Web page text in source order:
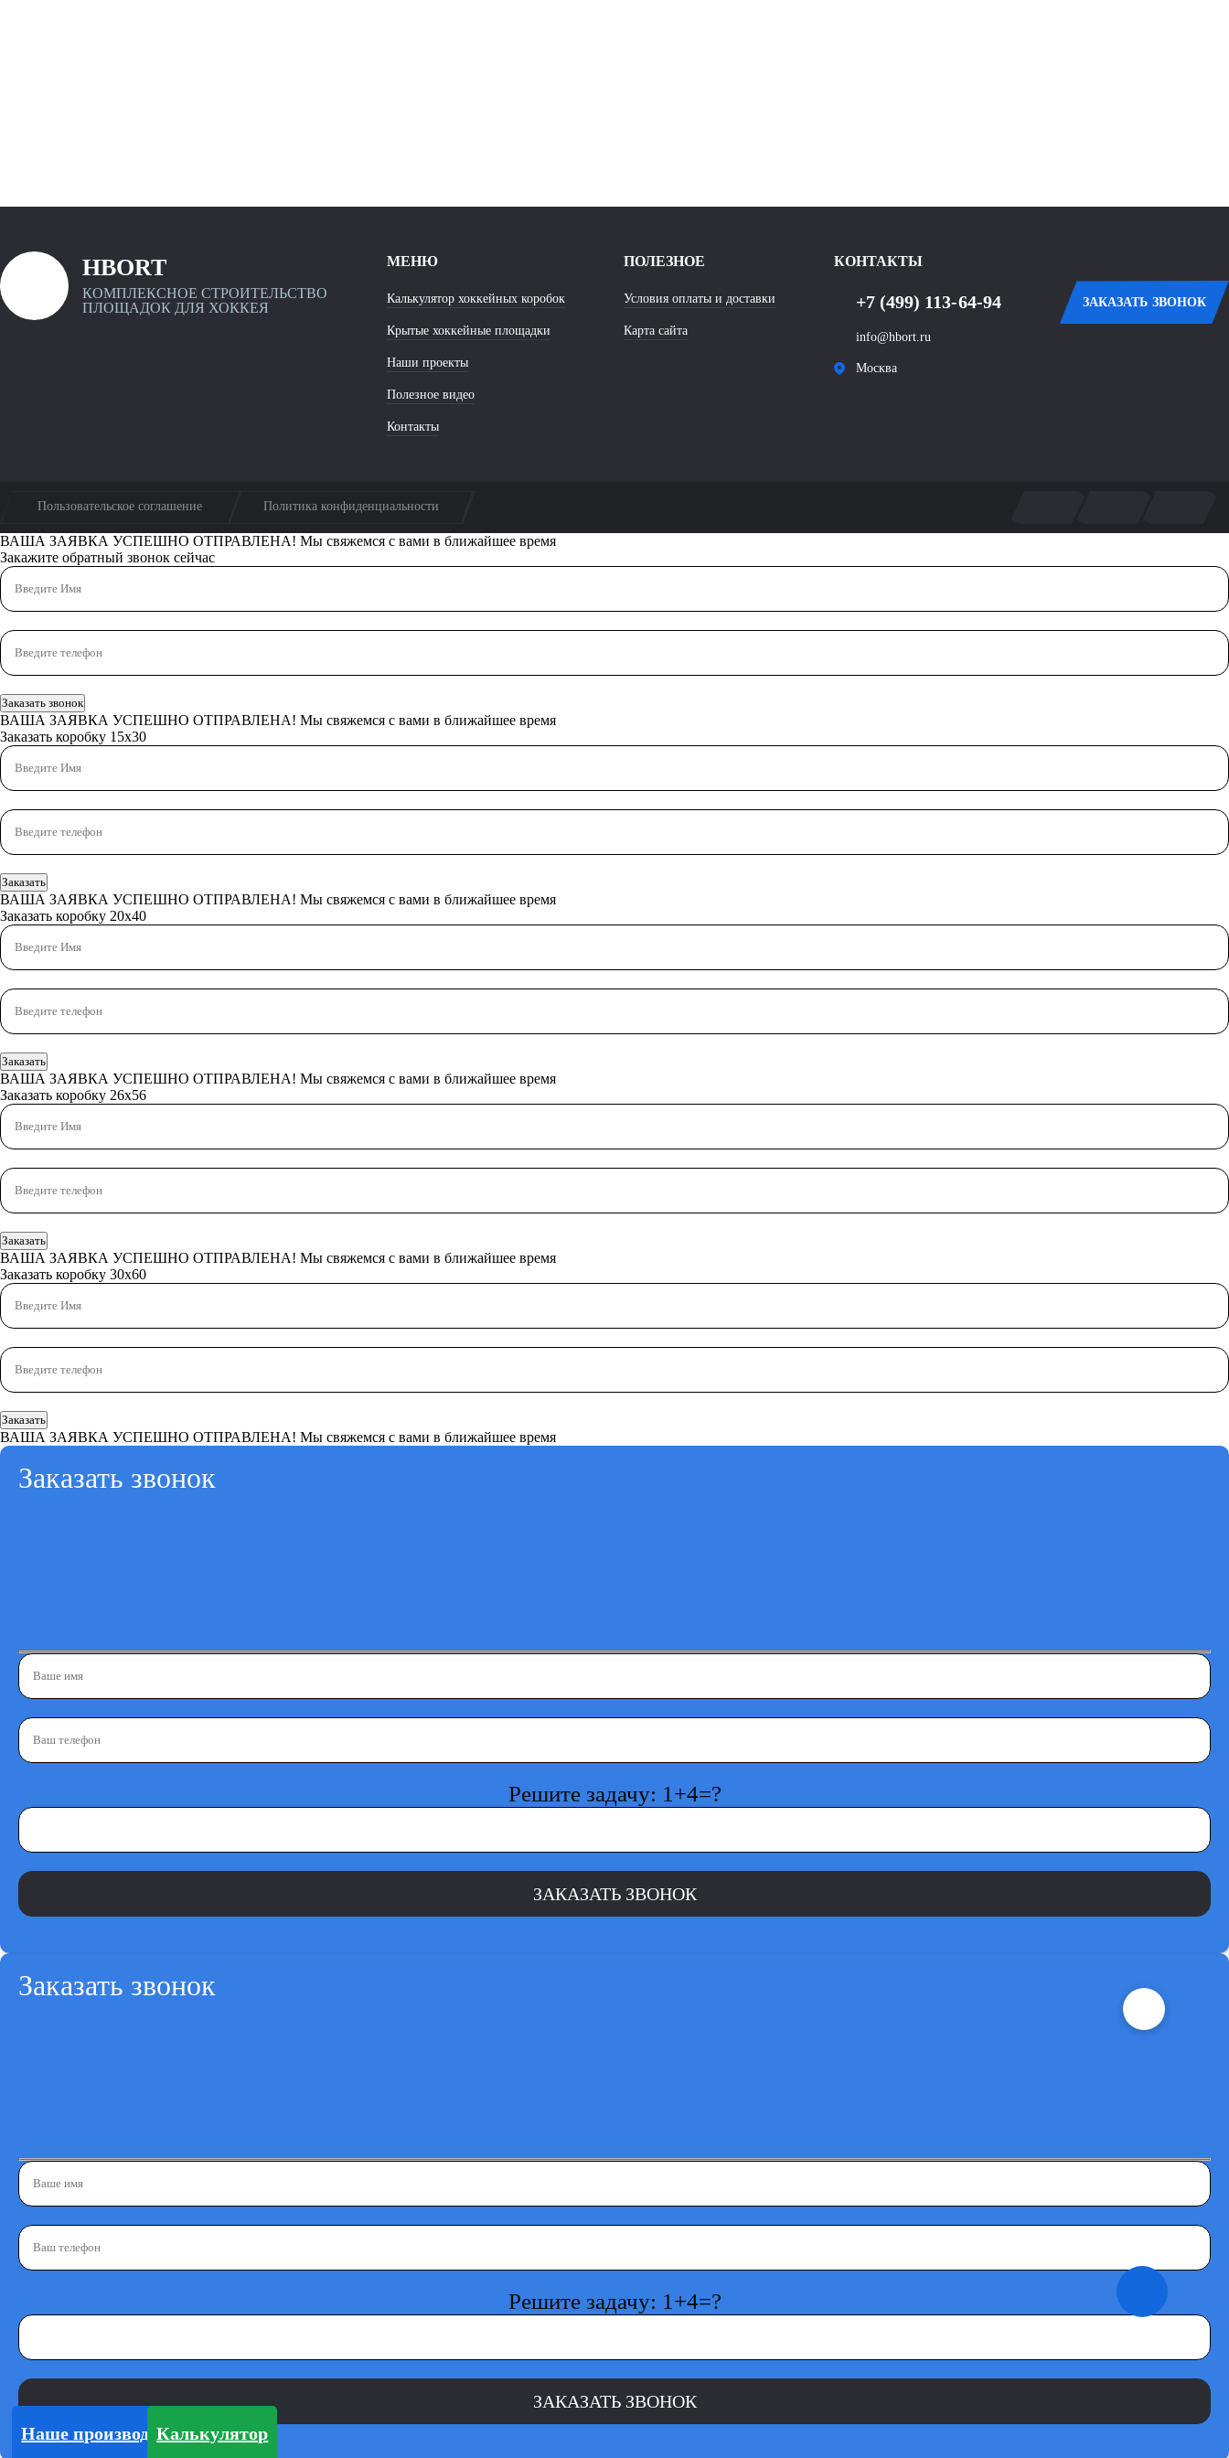
Красноярск
HBORT
КОМПЛЕКСНОЕ СТРОИТЕЛЬСТВО
ПЛОЩАДОК ДЛЯ ХОККЕЯ
МЕНЮ
Калькулятор хоккейных коробок
Крытые хоккейные площадки
Наши проекты
Полезное видео
Контакты
ПОЛЕЗНОЕ
Условия оплаты и доставки
Карта сайта
КОНТАКТЫ
+7 (499) 113-64-94
info@hbort.ru
Москва
ЗАКАЗАТЬ ЗВОНОК
Пользовательское соглашение Политика конфиденциальности
Наше производствоКалькулятор
ВАША ЗАЯВКА УСПЕШНО ОТПРАВЛЕНА! Мы свяжемся с вами в ближайшее время
Закажите обратный звонок сейчас
Заказать звонок
ВАША ЗАЯВКА УСПЕШНО ОТПРАВЛЕНА! Мы свяжемся с вами в ближайшее время
Заказать коробку 15х30
Заказать
ВАША ЗАЯВКА УСПЕШНО ОТПРАВЛЕНА! Мы свяжемся с вами в ближайшее время
Заказать коробку 20x40
Заказать
ВАША ЗАЯВКА УСПЕШНО ОТПРАВЛЕНА! Мы свяжемся с вами в ближайшее время
Заказать коробку 26x56
Заказать
ВАША ЗАЯВКА УСПЕШНО ОТПРАВЛЕНА! Мы свяжемся с вами в ближайшее время
Заказать коробку 30x60
Заказать
ВАША ЗАЯВКА УСПЕШНО ОТПРАВЛЕНА! Мы свяжемся с вами в ближайшее время
Заказать звонок
Решите задачу: 1+4=?
Заказать звонок
Решите задачу: 1+4=?